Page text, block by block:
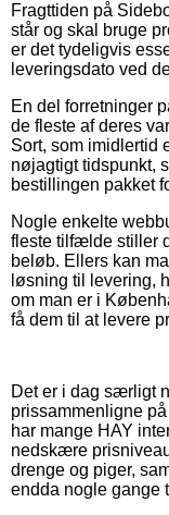
Fragttiden på
står og skal bruge
er det tydeligvis
leveringsdato ved
En del forretninger
de fleste af deres
Sort, som imidlertid
nøjagtigt tidspunkt,
bestillingen pakket
Nogle enkelte
fleste tilfælde stiller
beløb. Ellers kan
løsning til levering,
om man er i
få dem til at levere
Det er i dag særligt
prissammenligne
har mange HAY
nedskære
drenge og piger,
endda nogle gange